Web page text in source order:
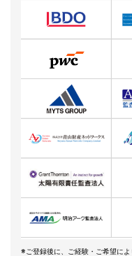
※ご登録後に、ご経験・ご希望によ